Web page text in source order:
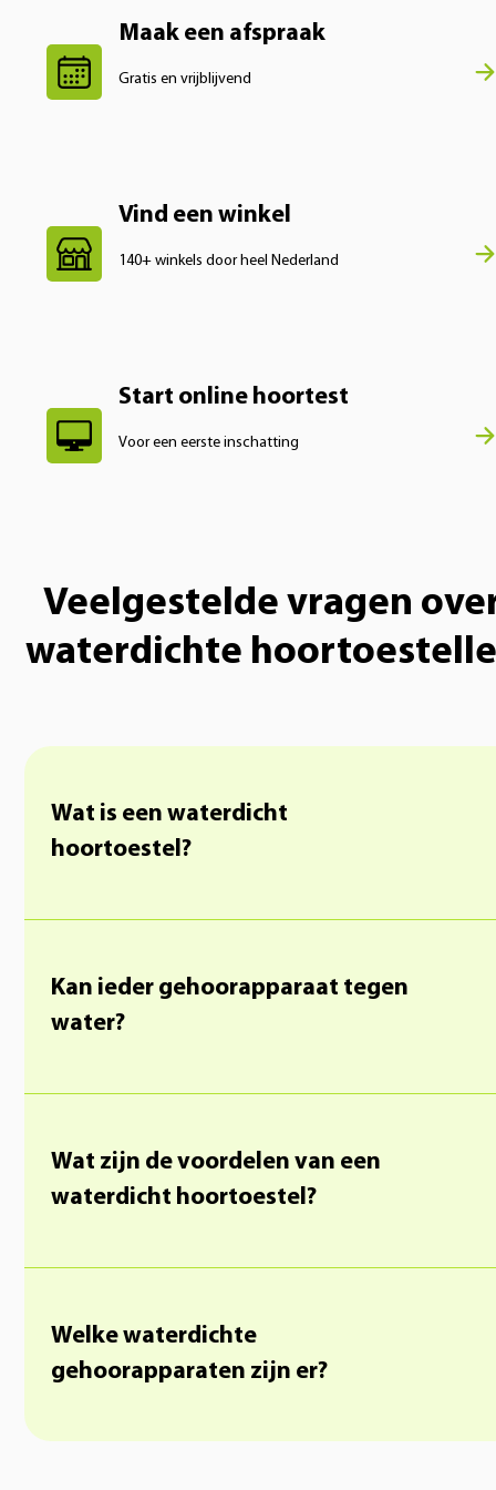
Maak een afspraak
Gratis en vrijblijvend
Vind een winkel
140+ winkels door heel Nederland
Start online hoortest
Voor een eerste inschatting
Veelgestelde vragen
waterdichte
Wat is een waterdicht
hoortoestel?
Kan ieder gehoorapparaat tegen
water?
Wat zijn de voordelen van een
waterdicht hoortoestel?
Welke waterdichte
gehoorapparaten zijn er?